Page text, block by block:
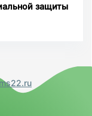
защиты